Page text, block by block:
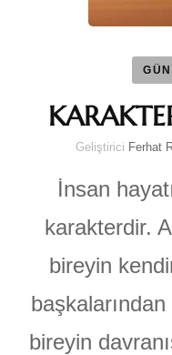
Geliştirici Ferhat
İnsan
karakterdir.
bireyin
bireyin